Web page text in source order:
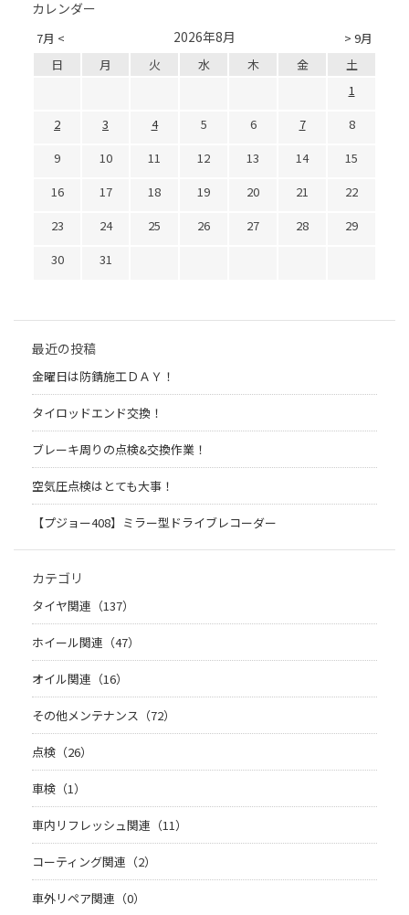
カレンダー
7月 < > 9月
2026年8月
日 月 火 水 木 金
土
1
2
3 4 5 6 7
8
9
10 11 12 13 14
15
16
17 18 19 20 21
22
23
24 25 26 27 28
29
30
31
最近の投稿
金曜日は防錆施工ＤＡＹ！
タイロッドエンド交換！
ブレーキ周りの点検&交換作業！
空気圧点検はとても大事！
【プジョー408】ミラー型ドライブレコーダー
カテゴリ
タイヤ関連（137）
ホイール関連（47）
オイル関連（16）
その他メンテナンス（72）
点検（26）
車検（1）
車内リフレッシュ関連（11）
コーティング関連（2）
車外リペア関連（0）